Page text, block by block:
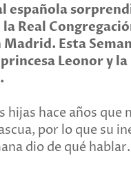
española
Real
Esta
Leonor y
hijas hace años que
por lo que su
dio de qué hablar.